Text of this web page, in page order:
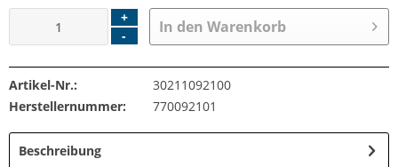
+
-
In den Warenkorb
Artikel-Nr.:
30211092100
Herstellernummer:
770092101
Beschreibung